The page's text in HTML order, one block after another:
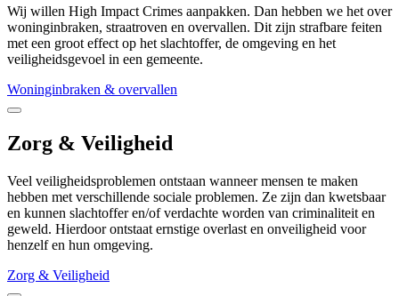
Wij willen High Impact Crimes aanpakken. Dan hebben we het over
woninginbraken, straatroven en overvallen. Dit zijn strafbare feiten
met een groot effect op het slachtoffer, de omgeving en het
veiligheidsgevoel in een gemeente.
Woninginbraken & overvallen
Zorg & Veiligheid
Veel veiligheidsproblemen ontstaan wanneer mensen te maken
hebben met verschillende sociale problemen. Ze zijn dan kwetsbaar
en kunnen slachtoffer en/of verdachte worden van criminaliteit en
geweld. Hierdoor ontstaat ernstige overlast en onveiligheid voor
henzelf en hun omgeving.
Zorg & Veiligheid